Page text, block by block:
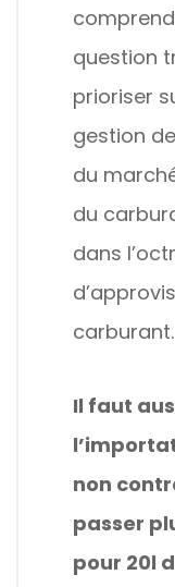
question
prioriser
gestion
du
du
dans
carburant.
Il faut
non
passer
pour 20l